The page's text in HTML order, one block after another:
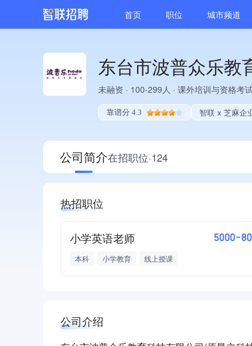
首页 职位 城市频道
东台市波普众乐教
未融资 · 100-299人 · 课外培训与资格考
靠谱分 4.3 智联 x 芝麻企
公司简介在招职位·124
热招职位
小学英语老师 5000-
本科 小学教育 线上授课
公司介绍